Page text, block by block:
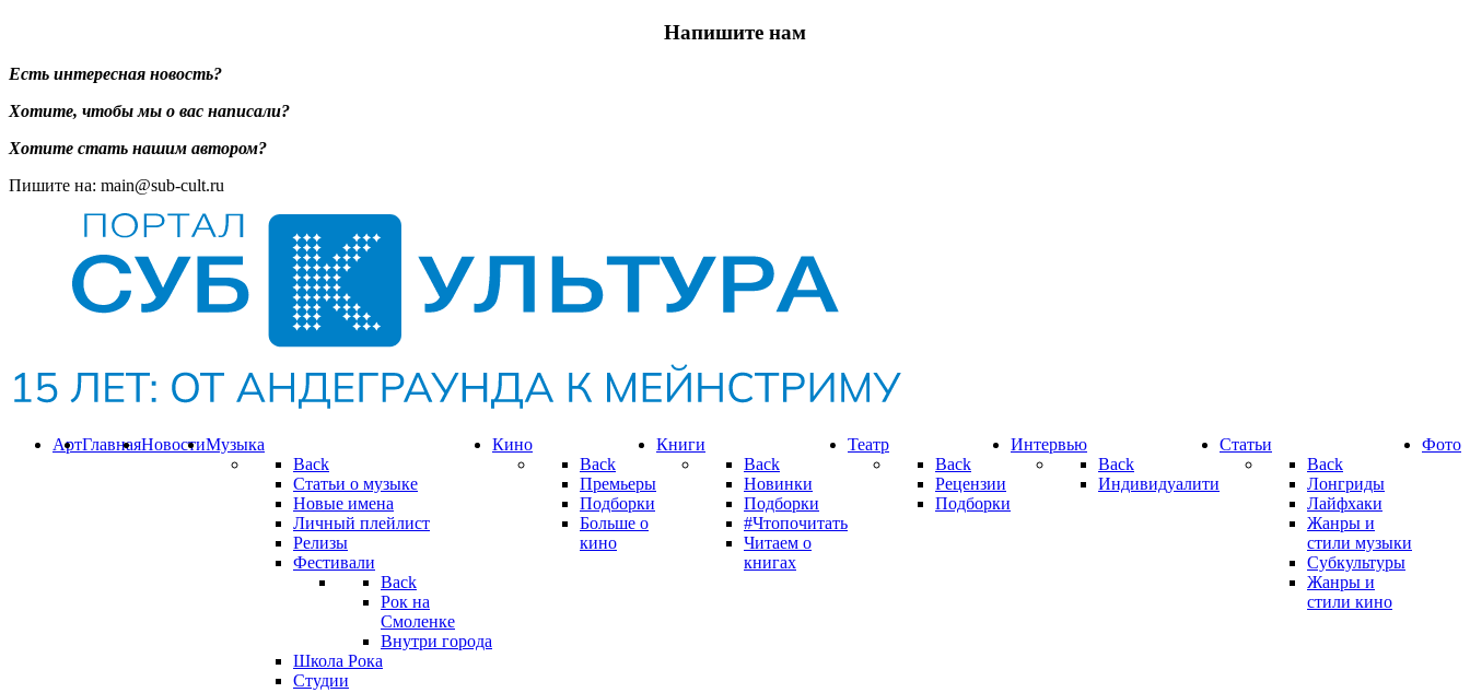
Напишите нам
Есть интересная новость?
Хотите, чтобы мы о вас написали?
Хотите стать нашим автором?
Пишите на: main@sub-cult.ru
Музыка
Back
Статьи о музыке
Новые имена
Личный плейлист
Релизы
Фестивали
Back
Рок на
Смоленке
Внутри города
Школа Рока
Студии
Кино
Back
Премьеры
Подборки
Больше о
кино
Книги
Back
Новинки
Подборки
#Чтопочитать
Читаем о
книгах
Театр
Back
Рецензии
Подборки
Фото
Интервью
Back
Индивидуалити
Статьи
Back
Лонгриды
Лайфхаки
Жанры и
стили музыки
Субкультуры
Жанры и
стили кино
Новости
Главная
Арт